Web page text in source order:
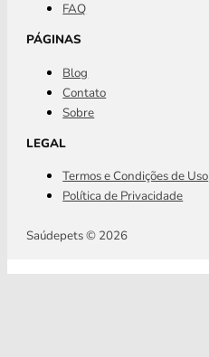
FAQ
PÁGINAS
Blog
Contato
Sobre
LEGAL
Termos e Condições de Uso
Política de Privacidade
Saúdepets © 2026